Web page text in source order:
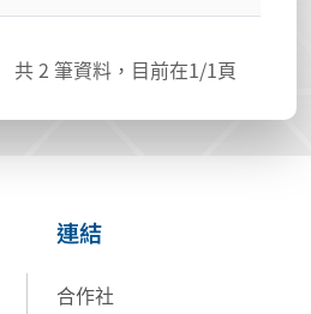
共2 筆資料，目前在1/1頁
連結
合作社